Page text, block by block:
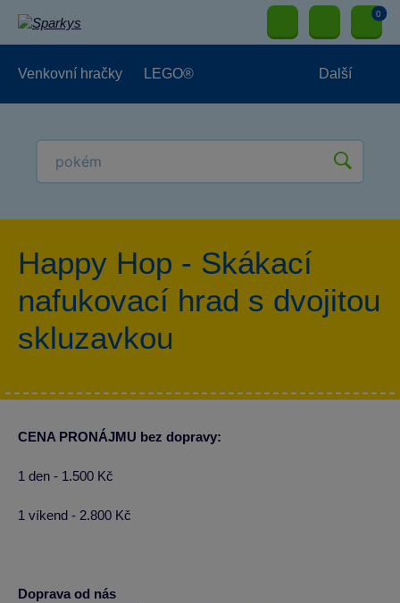
0
Venkovní hračky LEGO® Další
Happy Hop - Skákací
nafukovací hrad s dvojitou
skluzavkou
CENA PRONÁJMU bez dopravy:
1 den - 1.500 Kč
1 víkend - 2.800 Kč
Doprava od nás